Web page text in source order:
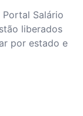
Salário
liberados
por estado e